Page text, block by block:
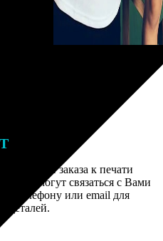
заказа к печати
могут связаться с Вами
телефону или email для
деталей.